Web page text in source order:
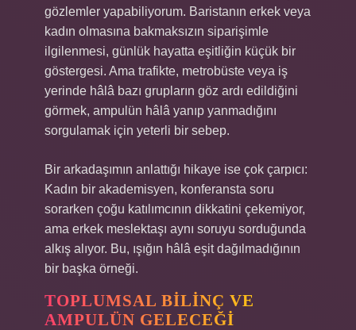
gözlemler yapabiliyorum. Baristanın erkek veya
kadın olmasına bakmaksızın siparişimle
ilgilenmesi, günlük hayatta eşitliğin küçük bir
göstergesi. Ama trafikte, metrobüste veya iş
yerinde hâlâ bazı grupların göz ardı edildiğini
görmek, ampulün hâlâ yanıp yanmadığını
sorgulamak için yeterli bir sebep.
Bir arkadaşımın anlattığı hikaye ise çok çarpıcı:
Kadın bir akademisyen, konferansta soru
sorarken çoğu katılımcının dikkatini çekemiyor,
ama erkek meslektaşı aynı soruyu sorduğunda
alkış alıyor. Bu, ışığın hâlâ eşit dağılmadığının
bir başka örneği.
TOPLUMSAL BILINÇ VE
AMPULÜN GELECEĞI